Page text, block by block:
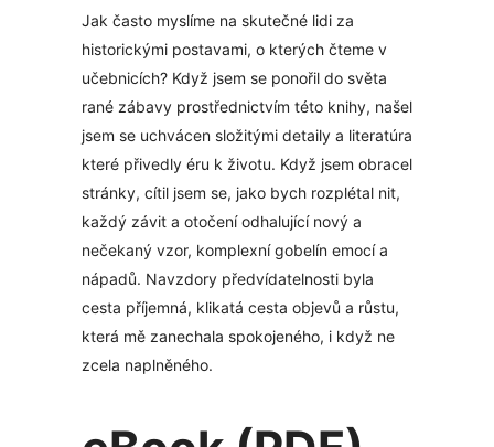
Jak často myslíme na skutečné lidi za
historickými postavami, o kterých čteme v
učebnicích? Když jsem se ponořil do světa
rané zábavy prostřednictvím této knihy, našel
jsem se uchvácen složitými detaily a literatúra
které přivedly éru k životu. Když jsem obracel
stránky, cítil jsem se, jako bych rozplétal nit,
každý závit a otočení odhalující nový a
nečekaný vzor, komplexní gobelín emocí a
nápadů. Navzdory předvídatelnosti byla
cesta příjemná, klikatá cesta objevů a růstu,
která mě zanechala spokojeného, i když ne
zcela naplněného.